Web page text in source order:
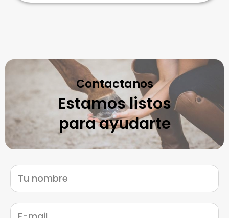
Contactanos
Estamos listos
para ayudarte